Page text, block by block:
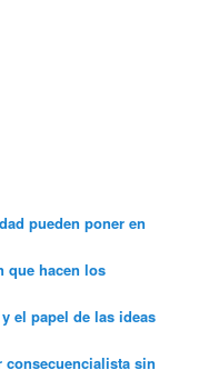
pueden poner en
que hacen los
el papel de las ideas
consecuencialista sin